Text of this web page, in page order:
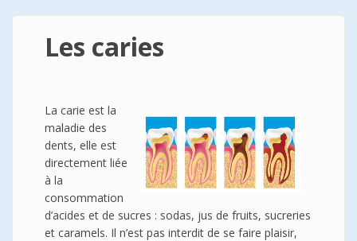
Les caries
La carie est la
maladie des
dents, elle est
directement liée
à la
consommation
d’acides et de sucres : sodas, jus de fruits, sucreries
et caramels. Il n’est pas interdit de se faire plaisir,